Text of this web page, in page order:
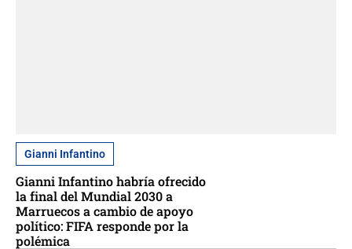
Gianni Infantino
Gianni Infantino habría ofrecido
la final del Mundial 2030 a
Marruecos a cambio de apoyo
político: FIFA responde por la
polémica